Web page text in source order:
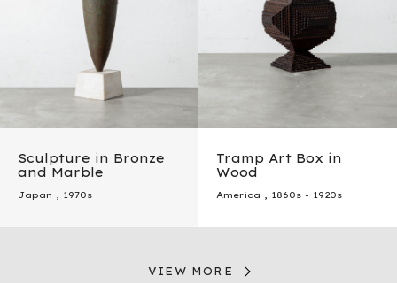
Sculpture in Bronze
and Marble
Japan , 1970s
Tramp Art Box in
Wood
America , 1860s - 1920s
VIEW MORE